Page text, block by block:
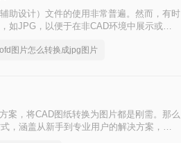
助设计）文件的使用非常普遍。然而，有时
如JPG，以便于在非CAD环境中展示或分
ofd图片怎么转换成jpg图片
案，将CAD图纸转换为图片都是刚需。那么
，涵盖从新手到专业用户的解决方案，附